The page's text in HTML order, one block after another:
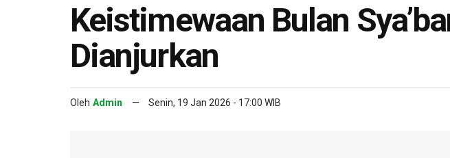
Keistimewaan Bulan
Dianjurkan
Oleh Admin Senin, 19 Jan 2026 - 17:00 WIB